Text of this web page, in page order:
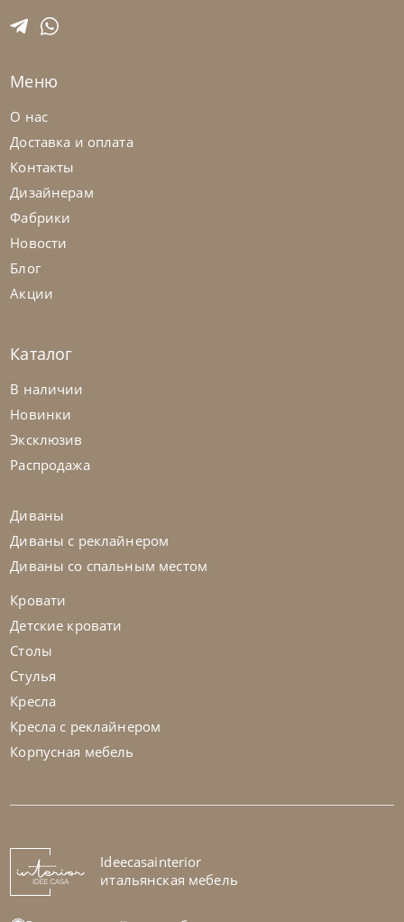
Меню
О нас
Доставка и оплата
Контакты
Дизайнерам
Фабрики
Новости
Блог
Акции
Каталог
В наличии
Новинки
Эксклюзив
Распродажа
Диваны
Диваны с реклайнером
Диваны со спальным местом
Кровати
Детские кровати
Столы
Стулья
Кресла
Кресла с реклайнером
Корпусная мебель
Ideecasainterior
итальянская мебель